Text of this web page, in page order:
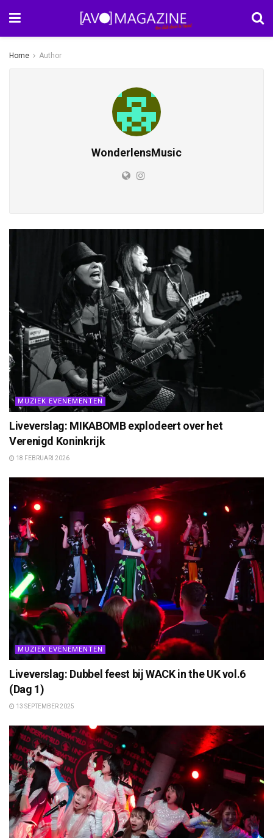
Home Author
WonderlensMusic
MUZIEK EVENEMENTEN
Liveverslag: MIKABOMB explodeert over het
Verenigd Koninkrijk
18 FEBRUARI 2026
MUZIEK EVENEMENTEN
Liveverslag: Dubbel feest bij WACK in the UK vol.6
(Dag 1)
13 SEPTEMBER 2025